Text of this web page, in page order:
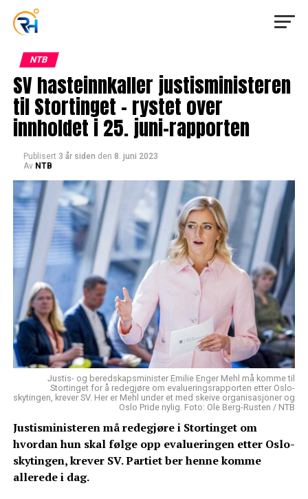
NTB
SV hasteinnkaller justisministeren
til Stortinget – rystet over
innholdet i 25. juni-rapporten
Publisert 3 år siden den 8. juni 2023
Av NTB
Justis- og beredskapsminister Emilie Enger Mehl må komme til
Stortinget for å redegjøre om evalueringsrapporten etter Oslo-
skytingen, krever SV. Her er Mehl under et med skeive organisasjoner og
Oslo Pride nylig. Foto: Ole Berg-Rusten / NTB
Justisministeren må redegjøre i Stortinget om
hvordan hun skal følge opp evalueringen etter Oslo-
skytingen, krever SV. Partiet ber henne komme
allerede i dag.